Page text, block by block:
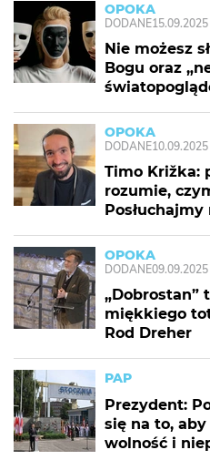
OPOKA
DODANE15.09.2025
Nie możesz
Bogu oraz
OPOKA
DODANE10.09.2025
Timo Križka:
rozumie,
OPOKA
DODANE09.09.2025
„Dobrostan”
miękkiego
Rod Dreher
PAP
Prezydent:
się na to,
wolność i